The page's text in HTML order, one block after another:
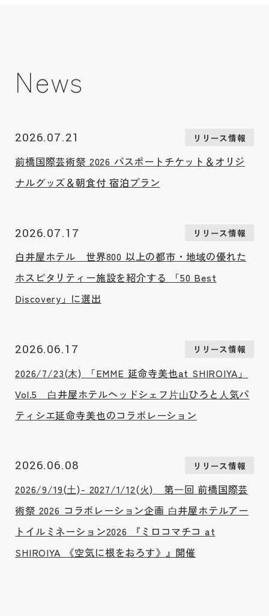
News
2026.07.21 リリース情報
前橋国際芸術祭 2026 パスポートチケット＆オリジ
ナルグッズ＆朝食付 宿泊プラン
2026.07.17 リリース情報
白井屋ホテル 世界800 以上の都市・地域の優れた
ホスピタリティー施設を紹介する 「50 Best
Discovery」に選出
2026.06.17 リリース情報
2026/7/23(⽊) 「EMME 延命寺美也at SHIROIYA」
Vol.5 ⽩井屋ホテルヘッドシェフ⽚⼭ひろと⼈気パ
ティシエ延命寺美也のコラボレーション
2026.06.08 リリース情報
2026/9/19(⼟)- 2027/1/12(⽕) 第⼀回 前橋国際芸
術祭 2026 コラボレーション企画 ⽩井屋ホテルアー
トイルミネーション2026 『ミロコマチコ at
SHIROIYA 《空気に根をおろす》』開催